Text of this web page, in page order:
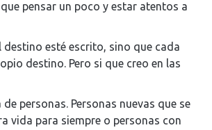
pensar un poco y estar atentos a
destino esté escrito, sino que cada
destino. Pero si que creo en las
personas. Personas nuevas que se
vida para siempre o personas con